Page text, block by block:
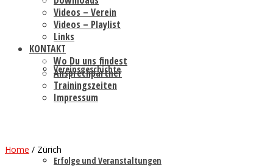
Vereinsgeschichte
Erfolge und Veranstaltungen
Videos – Verein
Videos – Playlist
Links
KONTAKT
Wo Du uns findest
Ansprechpartner
Trainingszeiten
Impressum
Home / Zürich